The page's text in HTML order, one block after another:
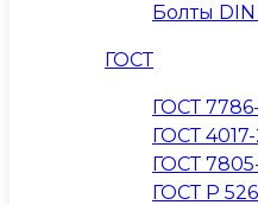
Болты
ГОСТ
ГОСТ
ГОСТ
ГОСТ
ГОСТ Р